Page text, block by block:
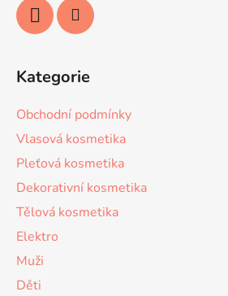
Kategorie
Obchodní podmínky
Vlasová kosmetika
Pleťová kosmetika
Dekorativní kosmetika
Tělová kosmetika
Elektro
Muži
Děti